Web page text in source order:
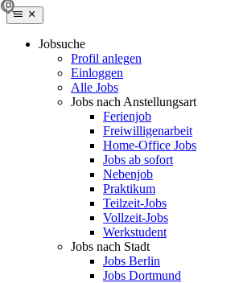
Jobsuche
Profil anlegen
Einloggen
Alle Jobs
Jobs nach Anstellungsart
Ferienjob
Freiwilligenarbeit
Home-Office Jobs
Jobs ab sofort
Nebenjob
Praktikum
Teilzeit-Jobs
Vollzeit-Jobs
Werkstudent
Jobs nach Stadt
Jobs Berlin
Jobs Dortmund